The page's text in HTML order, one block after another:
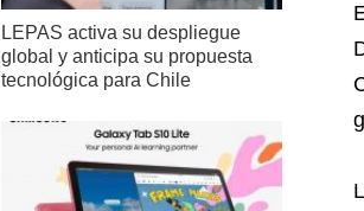
LEPAS activa su despliegue
global y anticipa su propuesta
tecnológica para Chile